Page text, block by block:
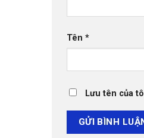
Tên *
Lưu tên của